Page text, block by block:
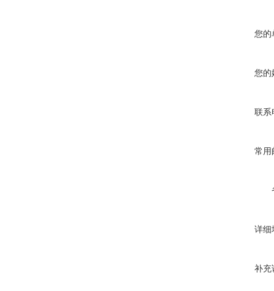
您的
您的
联系
常用
详细
补充